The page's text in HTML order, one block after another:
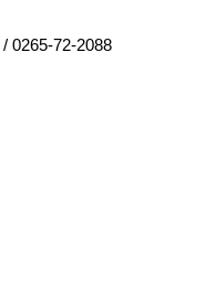
/ 0265-72-2088